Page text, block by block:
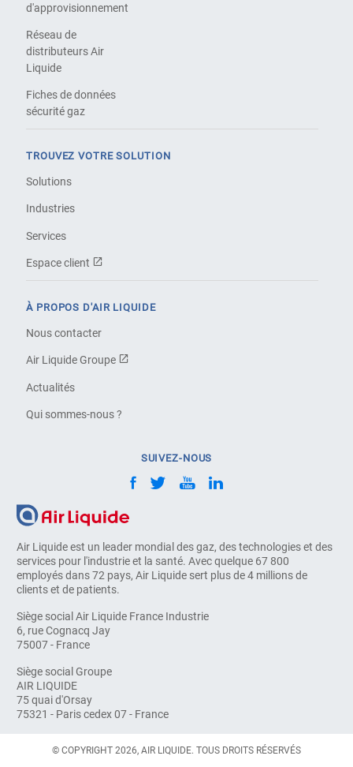
Air Liquide est un leader mondial des gaz, des technologies et des
services pour l'industrie et la santé. Avec quelque 67 800
employés dans 72 pays, Air Liquide sert plus de 4 millions de
clients et de patients.
Siège social Air Liquide France Industrie
6, rue Cognacq Jay
75007 - France
Siège social Groupe
AIR LIQUIDE
75 quai d'Orsay
75321 - Paris cedex 07 - France
d'approvisionnement
Réseau de
distributeurs Air
Liquide
Fiches de données
sécurité gaz
TROUVEZ VOTRE SOLUTION
Solutions
Industries
Services
Espace client
À PROPOS D'AIR LIQUIDE
Nous contacter
Air Liquide Groupe
Actualités
Qui sommes-nous ?
SUIVEZ-NOUS
© COPYRIGHT 2026, AIR LIQUIDE. TOUS DROITS RÉSERVÉS